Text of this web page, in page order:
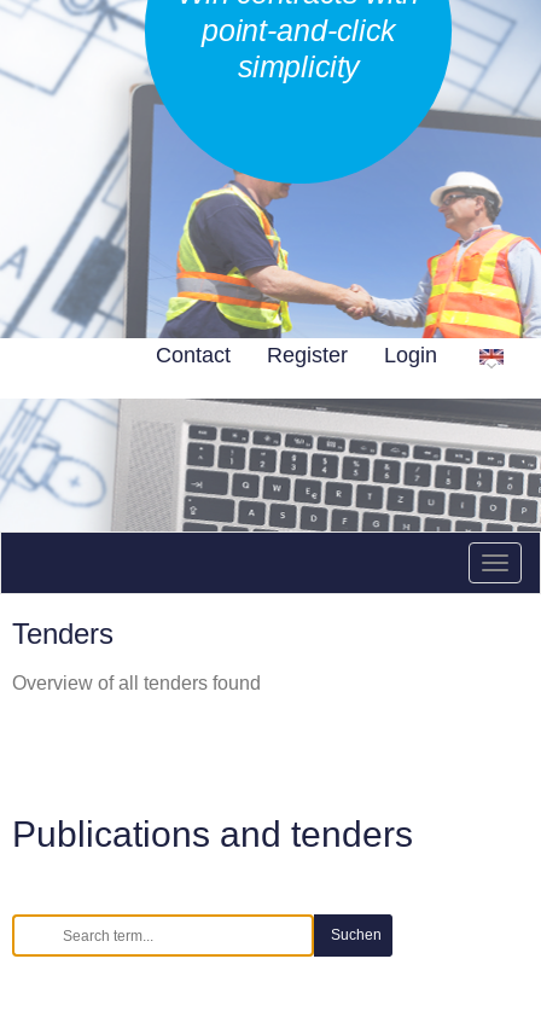
point-and-click
simplicity
Contact Register Login
Tenders
Overview of all tenders found
Publications and tenders